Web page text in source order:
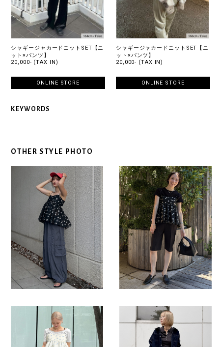
シャギージャカードニットSET【ニ
ット×パンツ】
20,000- (TAX IN)
ONLINE STORE
シャギージャカードニットSET【ニ
ット×パンツ】
20,000- (TAX IN)
ONLINE STORE
KEYWORDS
OTHER STYLE PHOTO